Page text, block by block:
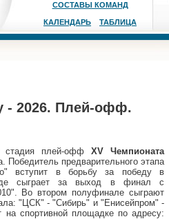
СОСТАВЫ КОМАНД
КАЛЕНДАРЬ ТАБЛИЦА
- 2026. Плей-офф.
стадия плей-офф XV Чемпионата
Победитель предварительного этапа
вступит в борьбу за победу в
сыграет за выход в финал с
Во втором полуфинале сыграют
"ЦСК" - "Сибирь" и "Енисейпром" -
спортивной площадке по адресу: